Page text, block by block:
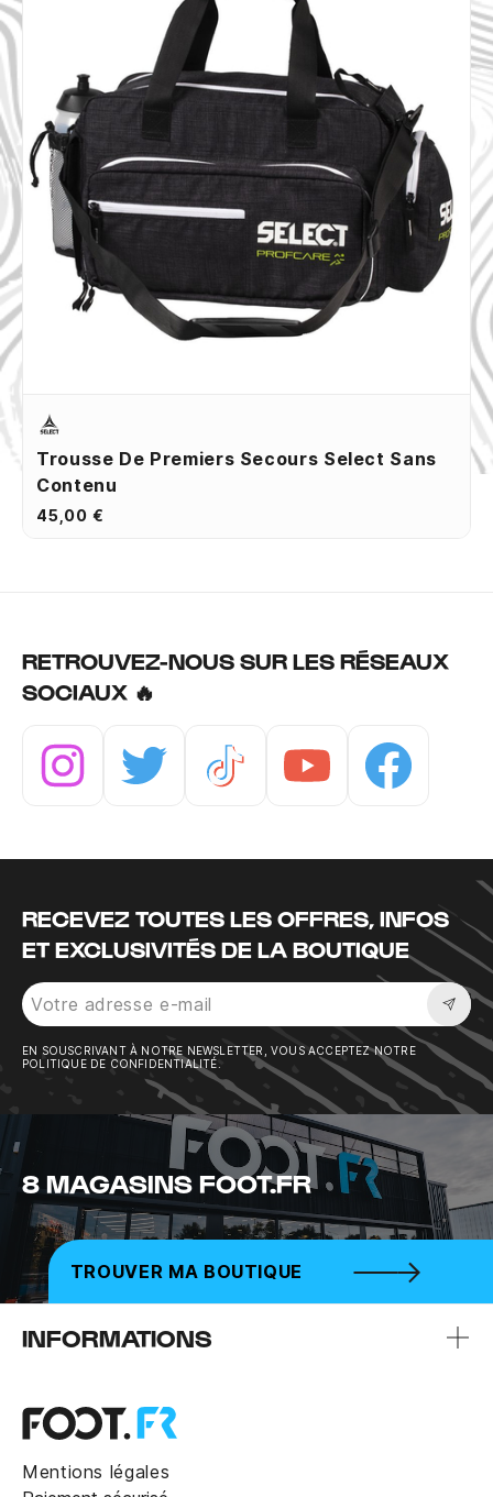
Trousse De Premiers Secours Select Sans
Contenu
45,00 €
RETROUVEZ-NOUS SUR LES RÉSEAUX
SOCIAUX 🔥
RECEVEZ TOUTES LES OFFRES, INFOS
ET EXCLUSIVITÉS DE LA BOUTIQUE
EN SOUSCRIVANT À NOTRE NEWSLETTER, VOUS ACCEPTEZ NOTRE
POLITIQUE DE CONFIDENTIALITÉ.
8 MAGASINS FOOT.FR
TROUVER MA BOUTIQUE
INFORMATIONS
Mentions légales